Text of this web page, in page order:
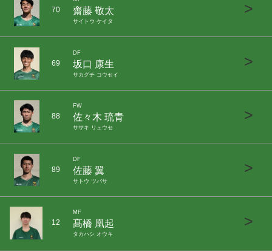
70 齋藤 敬太
サイトウ ケイタ
>
69
DF
坂口 康生
サカグチ コウセイ
>
88
FW
佐々木 琉青
ササキ リュウセ
>
89
DF
佐藤 翼
サトウ ツバサ
>
12
MF
髙橋 凰起
タカハシ オウキ
>